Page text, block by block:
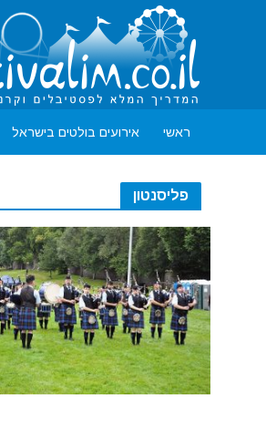
ראשי אירועים בולטים בישראל
פליסנטון